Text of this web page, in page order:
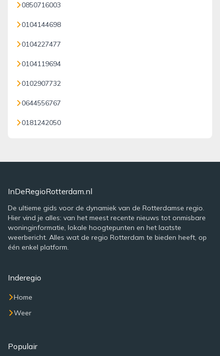
0850716003
0104144698
0104227477
0104119694
0102907732
0644556767
0181242050
InDeRegioRotterdam.nl
De ultieme gids voor de dynamiek van de Rotterdamse regio.
Hier vind je alles: van het meest recente nieuws tot onmisbare
woninginformatie, lokale hoogtepunten en het laatste
weerbericht. Alles wat de regio Rotterdam te bieden heeft, op
één enkel platform.
Inderegio
Home
Weer
Populair